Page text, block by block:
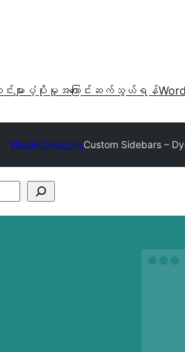
များ ပံ့ပိုးမှု အကြောင်း ဆက်သွယ်ရန်
Plugin DirectoryCustom Sidebars –